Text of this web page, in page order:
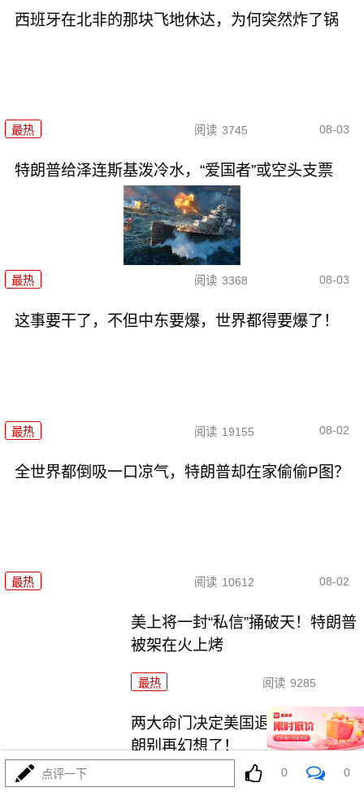
西班牙在北非的那块飞地休达，为何突然炸了锅
最热 阅读 3745 08-03
特朗普给泽连斯基泼冷水，“爱国者”或空头支票
最热 阅读 3368 08-03
这事要干了，不但中东要爆，世界都得要爆了！
最热 阅读 19155 08-02
全世界都倒吸一口凉气，特朗普却在家偷偷P图？
最热 阅读 10612 08-02
美上将一封“私信”捅破天！特朗普
被架在火上烤
最热 阅读 9285
两大命门决定美国退无可退，伊
朗别再幻想了！
最热
点评一下 0 0